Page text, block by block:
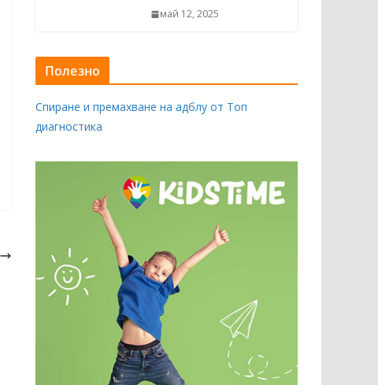
май 12, 2025
Полезно
Спиране и премахване на адблу от Топ
диагностика